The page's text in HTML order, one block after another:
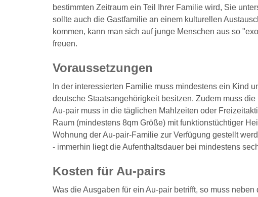
bestimmten Zeitraum ein Teil Ihrer Familie wird, Sie
sollte auch die Gastfamilie an einem kulturellen
kommen, kann man sich auf junge Menschen aus so
freuen.
Voraussetzungen
In der interessierten Familie muss mindestens ein Kind
deutsche Staatsangehörigkeit besitzen. Zudem muss
Au-pair muss in die täglichen Mahlzeiten oder
Raum (mindestens 8qm Größe) mit funktionstüchtiger
Wohnung der Au-pair-Familie zur Verfügung gestellt
- immerhin liegt die Aufenthaltsdauer bei mindestens
Kosten für Au-pairs
Was die Ausgaben für ein Au-pair betrifft, so muss